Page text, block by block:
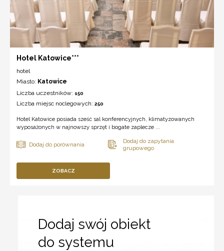
Hotel Katowice***
hotel
Miasto: Katowice
Liczba uczestników: 150
Liczba miejsc noclegowych: 250
Hotel Katowice posiada sześć sal konferencyjnych, klimatyzowanych
wyposażonych w najnowszy sprzęt i bogate zaplecze ...
ZOBACZ
Dodaj swój obiekt
do systemu